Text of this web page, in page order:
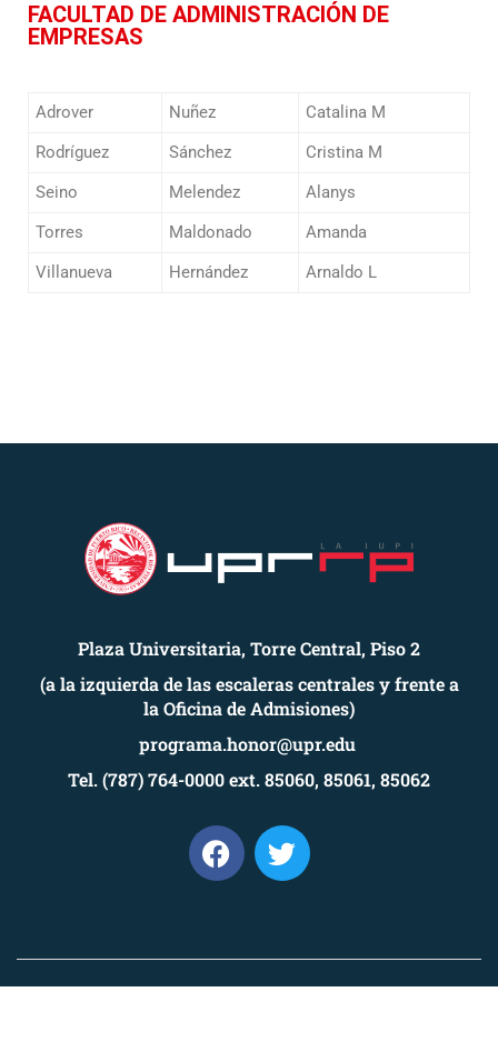
FACULTAD DE ADMINISTRACIÓN DE
EMPRESAS
Adrover Nuñez
Catalina M
Rodríguez
Sánchez
Cristina M
Seino
Melendez
Alanys
Torres
Maldonado
Amanda
Villanueva
Hernández Arnaldo L
Plaza Universitaria, Torre Central, Piso 2
(a la izquierda de las escaleras centrales y frente a
la Oficina de Admisiones)
programa.honor@upr.edu
Tel. (787) 764-0000 ext. 85060, 85061, 85062